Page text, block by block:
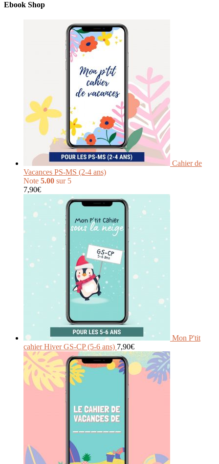
Ebook Shop
Cahier de
Vacances PS-MS (2-4 ans)
Note 5.00 sur 5
7,90€
Mon P'tit
cahier Hiver GS-CP (5-6 ans) 7,90€